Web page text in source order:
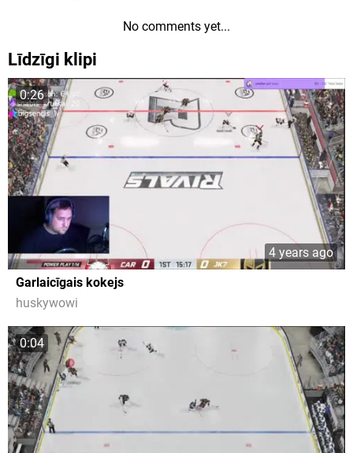
No comments yet...
Līdzīgi klipi
0:26
4 years ago
Garlaicīgais kokejs
huskywowi
0:04